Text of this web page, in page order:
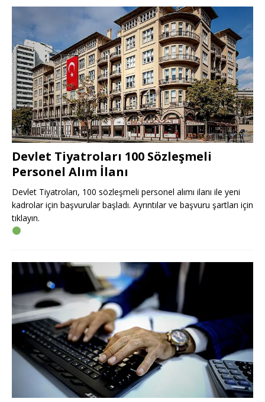
Devlet Tiyatroları 100 Sözleşmeli
Personel Alım İlanı
Devlet Tiyatroları, 100 sözleşmeli personel alımı ilanı ile yeni
kadrolar için başvurular başladı. Ayrıntılar ve başvuru şartları için
tıklayın.